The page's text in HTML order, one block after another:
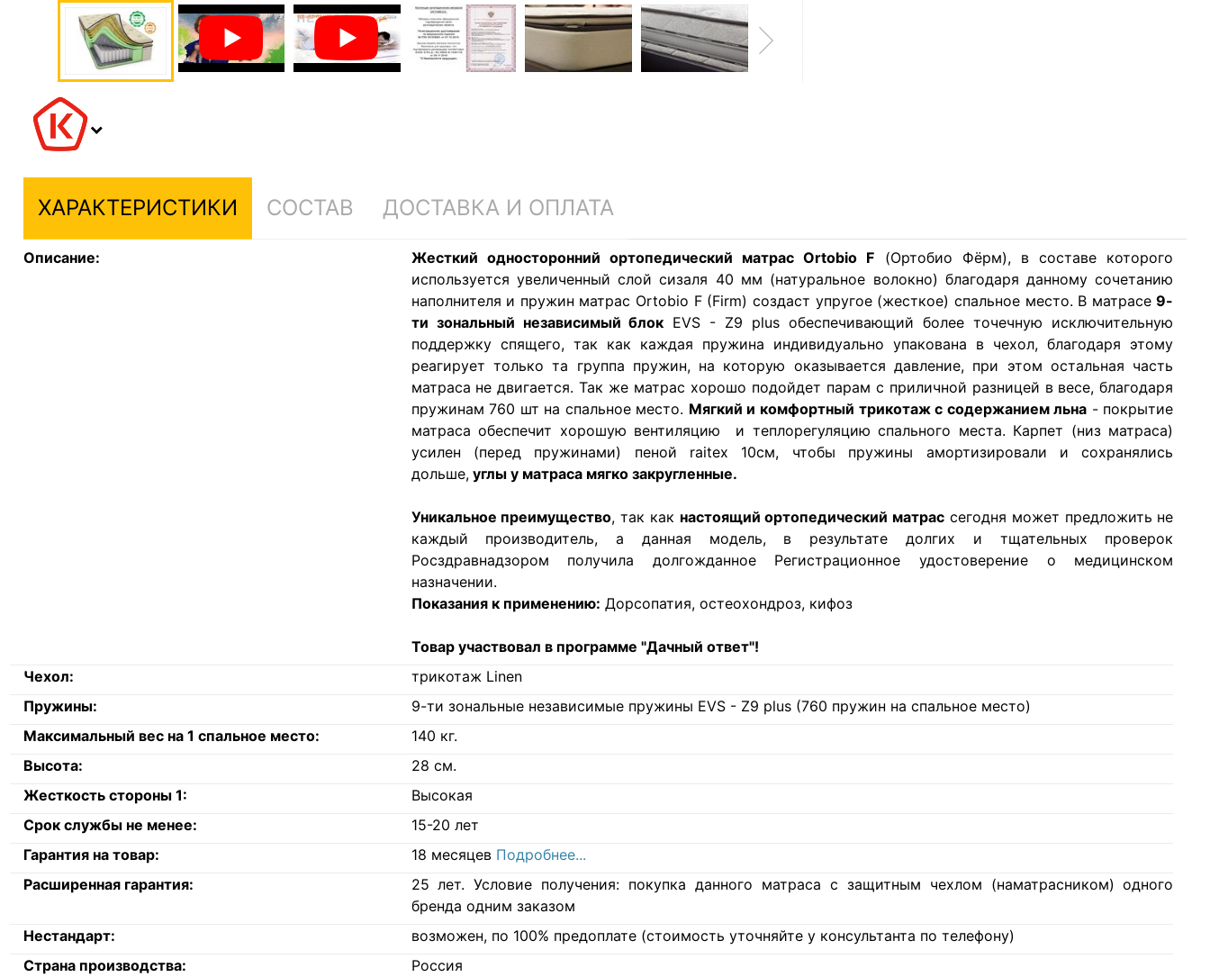
ХАРАКТЕРИСТИКИ СОСТАВ ДОСТАВКА И ОПЛАТА
Описание: Жесткий односторонний ортопедический матрас Ortobio F (Ортобио Фёрм), в составе которого
используется увеличенный слой сизаля 40 мм (натуральное волокно) благодаря данному сочетанию
наполнителя и пружин матрас Ortobio F (Firm) создаст упругое (жесткое) спальное место. В матрасе9-
ти зональный независимый блок EVS - Z9 plus обеспечивающий более точечную исключительную
поддержку спящего, так как каждая пружина индивидуально упакована в чехол, благодаря этому
реагирует только та группа пружин, на которую оказывается давление, при этом остальная часть
матраса не двигается. Так же матрас хорошо подойдет парам с приличной разницей в весе, благодаря
пружинам 760 шт на спальное место. Мягкий и комфортный трикотаж с содержанием льна - покрытие
матраса обеспечит хорошую вентиляцию и теплорегуляцию спального места. Карпет (низ матраса)
усилен (перед пружинами) пеной raitex 10см, чтобы пружины амортизировали и сохранялись
дольше,углы у матраса мягко закругленные.
Уникальное преимущество, так как настоящий ортопедический матрас сегодня может предложить не
каждый производитель, а данная модель, в результате долгих и тщательных проверок
Росздравнадзором получила долгожданное Регистрационное удостоверение о медицинском
назначении.
Показания к применению: Дорсопатия, остеохондроз, кифоз
Товар участвовал в программе "Дачный ответ"!
Чехол:
трикотаж Linen
Пружины:
9-ти зональные независимые пружины EVS - Z9 plus (760 пружин на спальное место)
Максимальный вес на 1 спальное место:
140 кг.
Высота:
28 см.
Жесткость стороны 1:
Высокая
Срок службы не менее:
15-20 лет
Гарантия на товар:
18 месяцев Подробнее...
Расширенная гарантия:
25 лет. Условие получения: покупка данного матраса с защитным чехлом (наматрасником) одного
бренда одним заказом
Нестандарт:
возможен, по 100% предоплате (стоимость уточняйте у консультанта по телефону)
Страна производства:
Россия